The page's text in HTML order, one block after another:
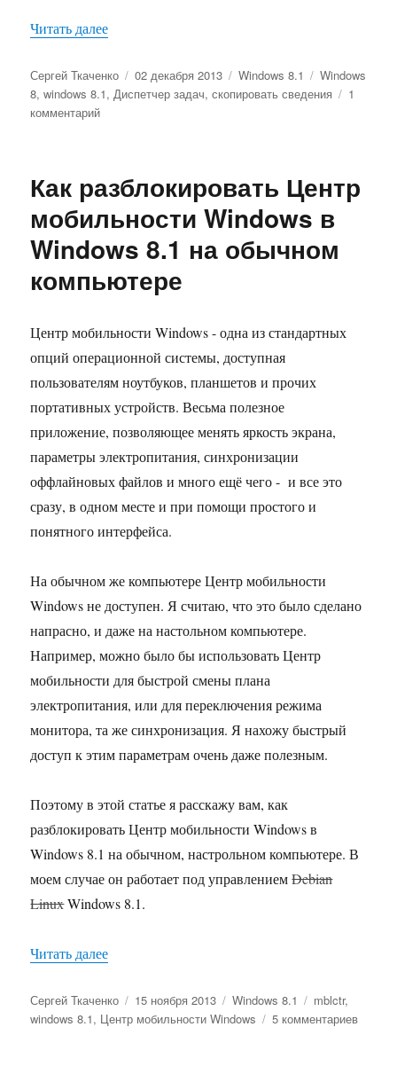
Читать далее«Как скопировать сведения о процессе из
Автор
Сергей Ткаченко Опубликовано
02 декабря 2013 Рубрики
Windows 8.1 Метки
Windows
8,windows 8.1,Диспетчер задач,скопировать сведения
1
комментарийк
сведения
процессе
из
нового
диспетчера
8
Как разблокировать Центр
мобильности Windows в
Windows 8.1 на обычном
компьютере
Центр мобильности Windows - одна из стандартных
опций операционной системы, доступная
пользователям ноутбуков, планшетов и прочих
портативных устройств. Весьма полезное
приложение, позволяющее менять яркость экрана,
параметры электропитания, синхронизации
оффлайновых файлов и много ещё чего - и все это
сразу, в одном месте и при помощи простого и
понятного интерфейса.
На обычном же компьютере Центр мобильности
Windows не доступен. Я считаю, что это было сделано
напрасно, и даже на настольном компьютере.
Например, можно было бы использовать Центр
мобильности для быстрой смены плана
электропитания, или для переключения режима
монитора, та же синхронизация. Я нахожу быстрый
доступ к этим параметрам очень даже полезным.
Поэтому в этой статье я расскажу вам, как
разблокировать Центр мобильности Windows в
Windows 8.1 на обычном, настрольном компьютере. В
моем случае он работает под управлениемDebian
LinuxWindows 8.1.
Читать далее«Как разблокировать Центр мобильности
Автор
Сергей Ткаченко Опубликовано
15 ноября 2013 Рубрики
Windows 8.1 Метки
mblctr,
windows 8.1, Центр мобильности Windows 5 комментариевк